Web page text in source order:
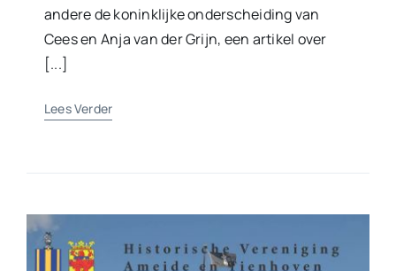
andere de koninklijke onderscheiding van
Cees en Anja van der Grijn, een artikel over
[...]
Lees Verder